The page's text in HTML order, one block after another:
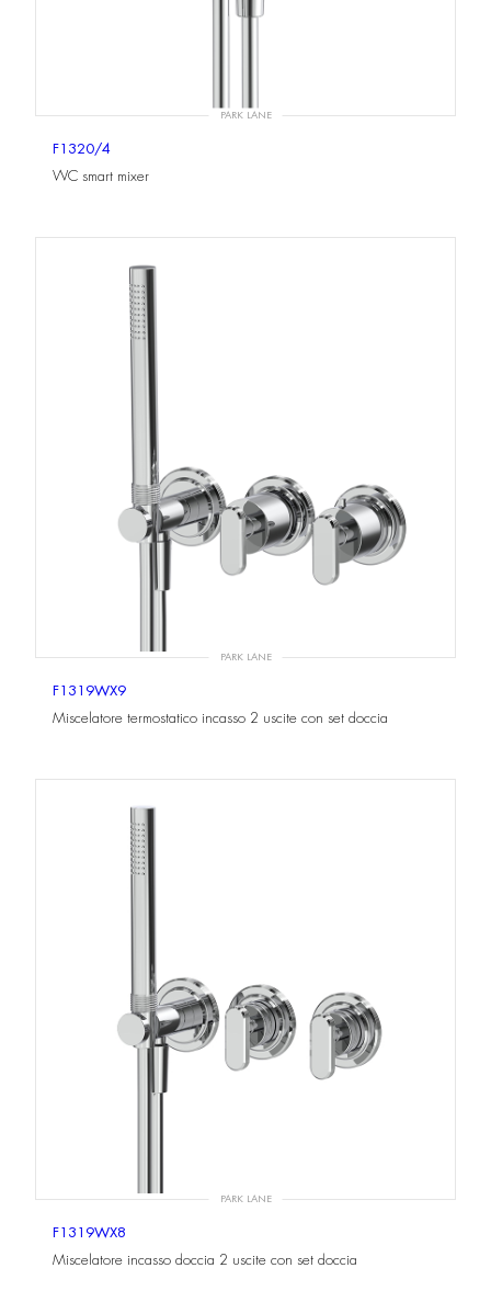
PARK LANE
F1320/4
WC smart mixer
PARK LANE
F1319WX9
Miscelatore termostatico incasso 2 uscite con set doccia
PARK LANE
F1319WX8
Miscelatore incasso doccia 2 uscite con set doccia